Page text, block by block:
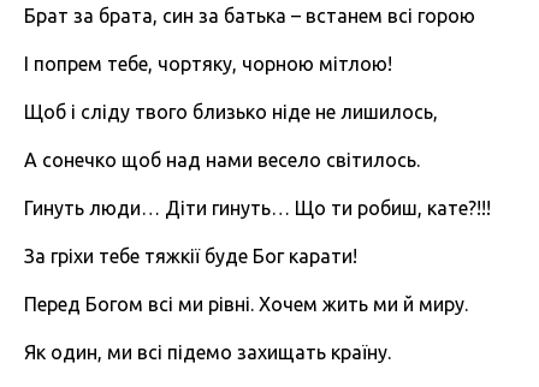
Брат за брата, син за батька – встанем всі горою
І попрем тебе, чортяку, чорною мітлою!
Щоб і сліду твого близько ніде не лишилось,
А сонечко щоб над нами весело світилось.
Гинуть люди… Діти гинуть… Що ти робиш, кате?!!!
За гріхи тебе тяжкії буде Бог карати!
Перед Богом всі ми рівні. Хочем жить ми й миру.
Як один, ми всі підемо захищать країну.